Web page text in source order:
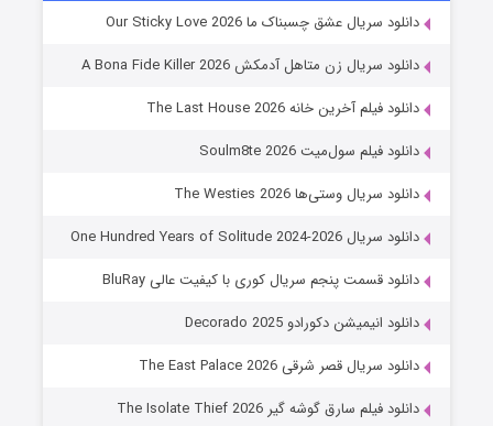
شوهر
عملیات آپارتمان
قسمت2 (زیرنویس) منتشر شد
دانلود سریال عشق چسبناک ما Our Sticky Love 2026
دانلود سریال زن متاهل آدمکش A Bona Fide Killer 2026
دانلود فیلم آخرین خانه The Last House 2026
دانلود فیلم سول‌میت Soulm8te 2026
دانلود سریال وستی‌ها The Westies 2026
دانلود سریال One Hundred Years of Solitude 2024-2026
دانلود قسمت پنجم سریال کوری با کیفیت عالی BluRay
دانلود انیمیشن دکورادو Decorado 2025
دانلود سریال قصر شرقی The East Palace 2026
دانلود فیلم سارق گوشه گیر The Isolate Thief 2026